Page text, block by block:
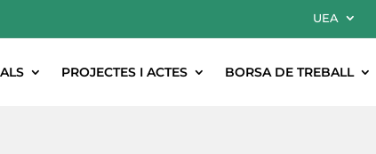
UEA
PROJECTES I ACTES BORSA DE TREBALL